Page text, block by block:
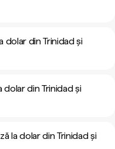
dolar din Trinidad și
dolar din Trinidad și
la dolar din Trinidad și